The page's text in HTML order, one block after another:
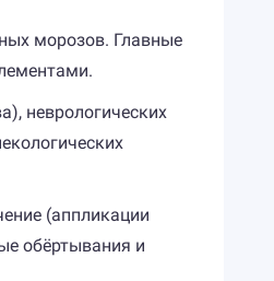
морозов. Главные
неврологических
(аппликации
обёртывания и